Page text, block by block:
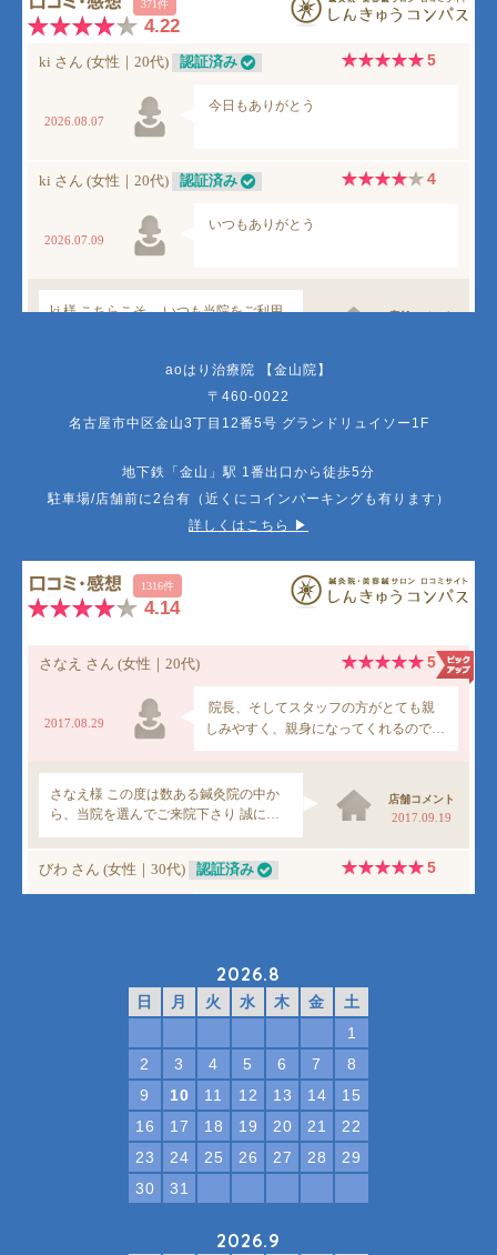
aoはり治療院 【金山院】
〒460-0022
名古屋市中区金山3丁目12番5号 グランドリュイソー1F
地下鉄「金山」駅 1番出口から徒歩5分
駐車場/店舗前に2台有（近くにコインパーキングも有ります）
詳しくはこちら ▶︎
2026.8
日 月 火 水 木 金
土
1
2
3 4 5 6 7
8
9
10 11 12 13 14
15
16
17 18 19 20 21
22
23
24 25 26 27 28
29
30
31
2026.9